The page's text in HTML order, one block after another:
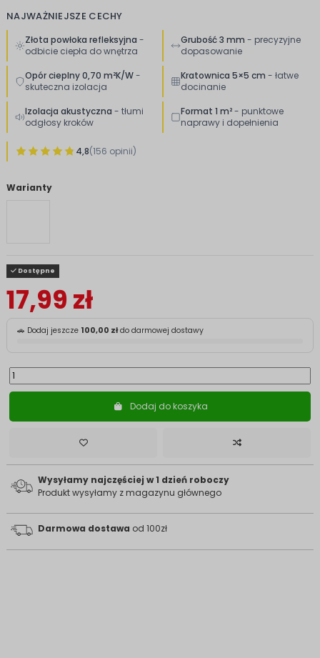
NAJWAŻNIEJSZE CECHY
Złota powłoka refleksyjna -
odbicie ciepła do wnętrza
Grubość 3 mm - precyzyjne
dopasowanie
Opór cieplny 0,70 m²K/W-
skuteczna izolacja
Kratownica 5×5 cm - łatwe
docinanie
Izolacja akustyczna - tłumi
odgłosy kroków
Format 1 m²- punktowe
naprawy i dopełnienia
4,8(156 opinii)
Warianty
Dostępne
17,99 zł
🚗 Dodaj jeszcze 100,00 złdo darmowej dostawy
Dodaj do koszyka
Wysyłamy najczęściej w 1 dzień roboczy
Produkt wysyłamy z magazynu głównego
Darmowa dostawa od 100zł